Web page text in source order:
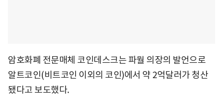
암호화폐 전문매체 코인데스크는 파월 의장의 발언으로
알트코인(비트코인 이외의 코인)에서 약 2억달러가 청산
됐다고 보도했다.